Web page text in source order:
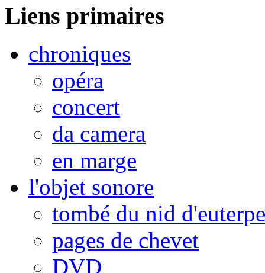
Liens primaires
chroniques
opéra
concert
da camera
en marge
l'objet sonore
tombé du nid d'euterpe
pages de chevet
DVD